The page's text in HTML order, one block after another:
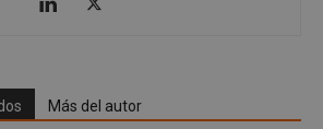
Más del autor